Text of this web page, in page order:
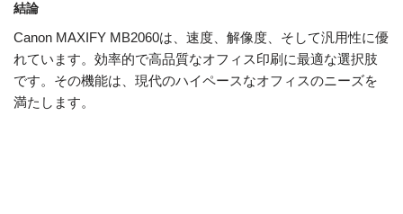
結論
Canon MAXIFY MB2060は、速度、解像度、そして汎用性に優
れています。効率的で高品質なオフィス印刷に最適な選択肢
です。その機能は、現代のハイペースなオフィスのニーズを
満たします。